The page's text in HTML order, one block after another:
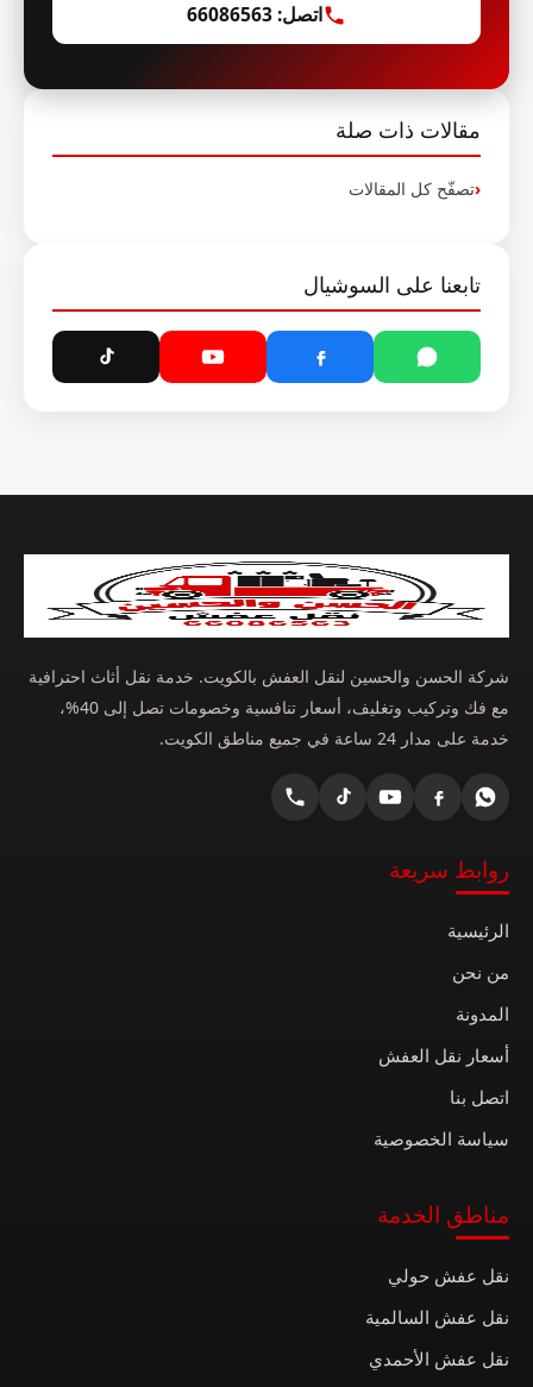
اتصل: 66086563
مقالات ذات صلة
تصفّح كل المقالات
تابعنا على السوشيال
شركة الحسن والحسين لنقل العفش بالكويت. خدمة نقل أثاث احترافية
مع فك وتركيب وتغليف، أسعار تنافسية وخصومات تصل إلى 40%،
خدمة على مدار 24 ساعة في جميع مناطق الكويت.
روابط سريعة
الرئيسية
من نحن
المدونة
أسعار نقل العفش
اتصل بنا
سياسة الخصوصية
مناطق الخدمة
نقل عفش حولي
نقل عفش السالمية
نقل عفش الأحمدي